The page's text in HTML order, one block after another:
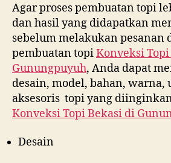
Agar proses pembuatan topi
dan hasil yang didapatkan
sebelum melakukan pesanan
pembuatan topiKonveksi
Gunungpuyuh, Anda dapat
desain, model, bahan, warna,
aksesoris topi yang
Konveksi Topi Bekasi di
Desain